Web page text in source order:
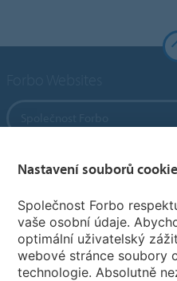
Forbo Flooring Systems
Forbo Movement Systems
Nastavení souborů cookie
Společnost Forbo
vaše osobní údaje.
optimální uživatelský
webové stránce soubory
technologie. Absolutně